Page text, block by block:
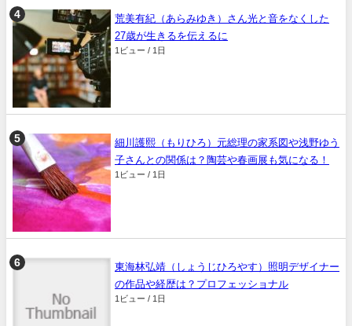
荒美有紀（あらみゆき）さん光と音をなくした
27歳が生きるを伝えるに
1ビュー / 1日
細川護熙（もりひろ）元総理の家系図や浅野ゆう
子さんとの関係は？陶芸や春画展も気になる！
1ビュー / 1日
東海林弘靖（しょうじひろやす）照明デザイナー
の作品や経歴は？プロフェッショナル
1ビュー / 1日